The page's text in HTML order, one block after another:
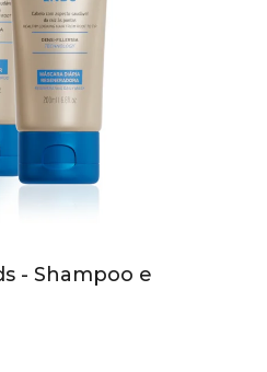
- Shampoo e